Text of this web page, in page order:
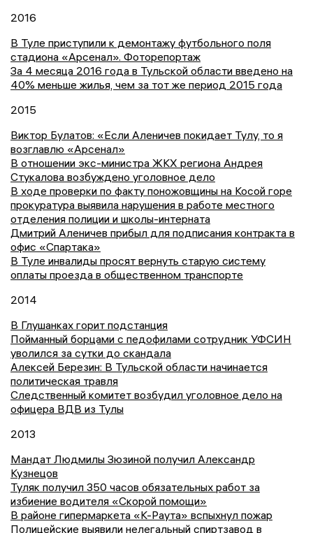
2016
В Туле приступили к демонтажу футбольного поля
стадиона «Арсенал». Фоторепортаж
За 4 месяца 2016 года в Тульской области введено на
40% меньше жилья, чем за тот же период 2015 года
2015
Виктор Булатов: «Если Аленичев покидает Тулу, то я
возглавлю «Арсенал»
В отношении экс-министра ЖКХ региона Андрея
Стукалова возбуждено уголовное дело
В ходе проверки по факту поножовщины на Косой горе
прокуратура выявила нарушения в работе местного
отделения полиции и школы-интерната
Дмитрий Аленичев прибыл для подписания контракта в
офис «Спартака»
В Туле инвалиды просят вернуть старую систему
оплаты проезда в общественном транспорте
2014
В Глушанках горит подстанция
Пойманный борцами с педофилами сотрудник УФСИН
уволился за сутки до скандала
Алексей Березин: В Тульской области начинается
политическая травля
Следственный комитет возбудил уголовное дело на
офицера ВДВ из Тулы
2013
Мандат Людмилы Зюзиной получил Александр
Кузнецов
Туляк получил 350 часов обязательных работ за
избиение водителя «Скорой помощи»
В районе гипермаркета «К-Раута» вспыхнул пожар
Полицейские выявили нелегальный спиртзавод в